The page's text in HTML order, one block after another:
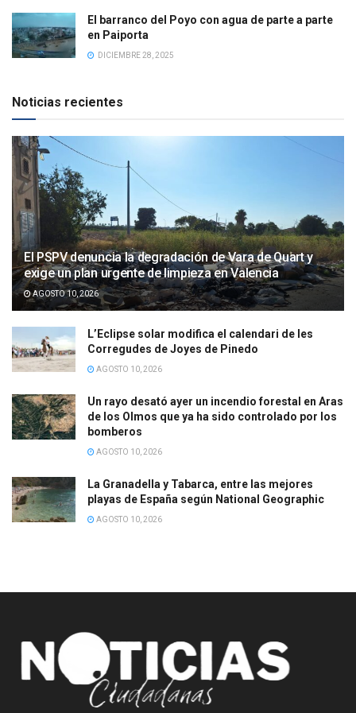
El barranco del Poyo con agua de parte a parte
en Paiporta
DICIEMBRE 28, 2025
Noticias recientes
El PSPV denuncia la degradación de Vara de Quart y
exige un plan urgente de limpieza en Valencia
AGOSTO 10, 2026
L’Eclipse solar modifica el calendari de les
Corregudes de Joyes de Pinedo
AGOSTO 10, 2026
Un rayo desató ayer un incendio forestal en Aras
de los Olmos que ya ha sido controlado por los
bomberos
AGOSTO 10, 2026
La Granadella y Tabarca, entre las mejores
playas de España según National Geographic
AGOSTO 10, 2026